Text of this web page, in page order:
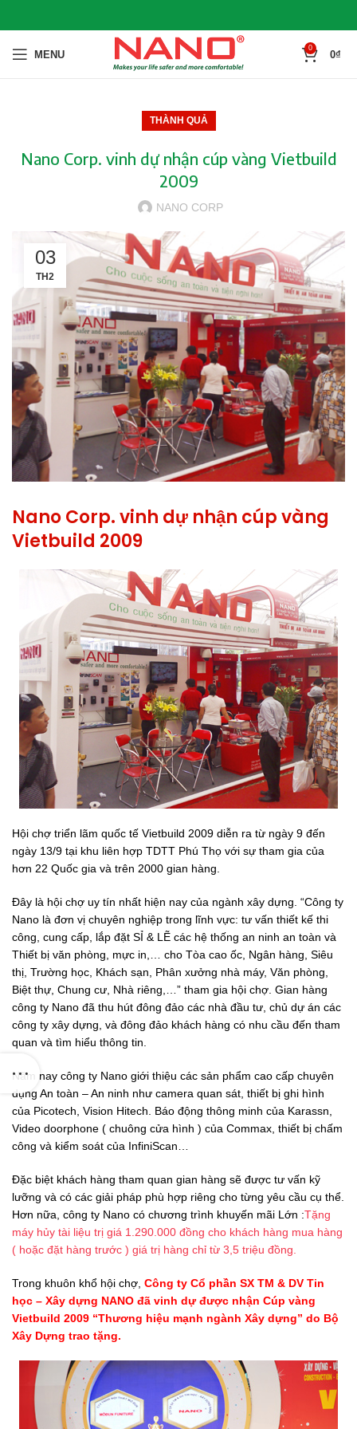
MENU
0
0₫
THÀNH QUẢ
Nano Corp. vinh dự nhận cúp vàng Vietbuild
2009
NANO CORP
03
TH2
Nano Corp. vinh dự nhận cúp vàng
Vietbuild 2009
Hội chợ triển lãm quốc tế Vietbuild 2009 diễn ra từ ngày 9 đến
ngày 13/9 tại khu liên hợp TDTT Phú Thọ với sự tham gia của
hơn 22 Quốc gia và trên 2000 gian hàng.
Đây là hội chợ uy tín nhất hiện nay của ngành xây dựng. “Công ty
Nano là đơn vị chuyên nghiệp trong lĩnh vực: tư vấn thiết kế thi
công, cung cấp, lắp đặt SỈ & LẼ các hệ thống an ninh an toàn và
Thiết bị văn phòng, mực in,… cho Tòa cao ốc, Ngân hàng, Siêu
thị, Trường học, Khách sạn, Phân xưởng nhà máy, Văn phòng,
Biệt thự, Chung cư, Nhà riêng,…” tham gia hội chợ. Gian hàng
công ty Nano đã thu hút đông đảo các nhà đầu tư, chủ dự án các
công ty xây dựng, và đông đảo khách hàng có nhu cầu đến tham
quan và tìm hiểu thông tin.
Năm nay công ty Nano giới thiệu các sản phẩm cao cấp chuyên
dụng An toàn – An ninh như camera quan sát, thiết bị ghi hình
của Picotech, Vision Hitech. Báo động thông minh của Karassn,
Video doorphone ( chuông cửa hình ) của Commax, thiết bị chấm
công và kiểm soát của InfiniScan…
Đặc biệt khách hàng tham quan gian hàng sẽ được tư vấn kỹ
lưỡng và có các giải pháp phù hợp riêng cho từng yêu cầu cụ thể.
Hơn nữa, công ty Nano có chương trình khuyến mãi Lớn :Tặng
máy hủy tài liệu trị giá 1.290.000 đồng cho khách hàng mua hàng
( hoặc đặt hàng trước ) giá trị hàng chỉ từ 3,5 triệu đồng.
Trong khuôn khổ hội chợ, Công ty Cổ phần SX TM & DV Tin
học – Xây dựng NANO đã vinh dự được nhận Cúp vàng
Vietbuild 2009 “Thương hiệu mạnh ngành Xây dựng” do Bộ
Xây Dựng trao tặng.
tại